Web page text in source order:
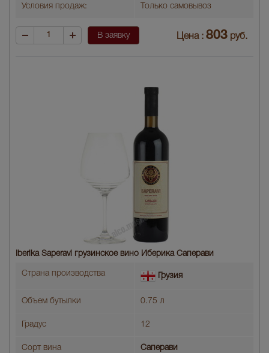
Условия продаж: Только самовывоз
В заявку Цена : 803 руб.
Iberika Saperavi грузинское вино Иберика Саперави
Страна производства Грузия
Объем бутылки 0.75 л
Градус 12
Сорт вина Саперави